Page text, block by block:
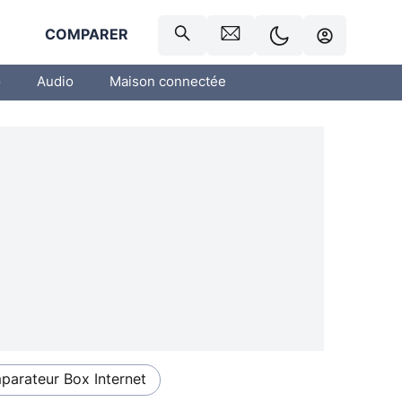
COMPARER
Audio Maison connectée
Box Internet